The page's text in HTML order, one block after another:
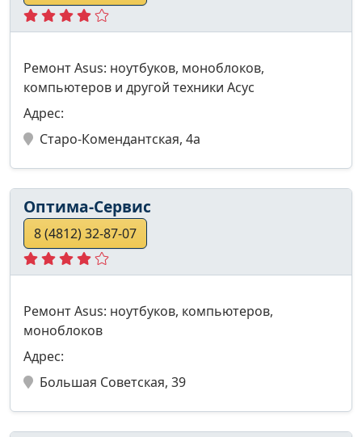
Ремонт Asus: ноутбуков, моноблоков,
компьютеров и другой техники Асус
Адрес:
Старо-Комендантская, 4а
Оптима-Сервис
8 (4812) 32-87-07
Ремонт Asus: ноутбуков, компьютеров,
моноблоков
Адрес:
Большая Советская, 39